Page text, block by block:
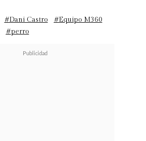
#Dani Castro
#Equipo M360
#perro